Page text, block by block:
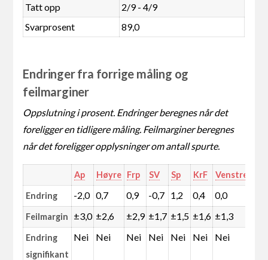
Tatt opp
2/9 - 4/9
Svarprosent
89,0
Endringer fra forrige måling og
feilmarginer
Oppslutning i prosent. Endringer beregnes når det
foreligger en tidligere måling. Feilmarginer beregnes
når det foreligger opplysninger om antall spurte.
Ap Høyre Frp SV Sp KrF Venstre
Endring -2,0 0,7 0,9 -0,7 1,2 0,4 0,0
Feilmargin ±3,0 ±2,6 ±2,9 ±1,7 ±1,5 ±1,6 ±1,3
Endring
signifikant
Nei Nei Nei Nei Nei Nei Nei